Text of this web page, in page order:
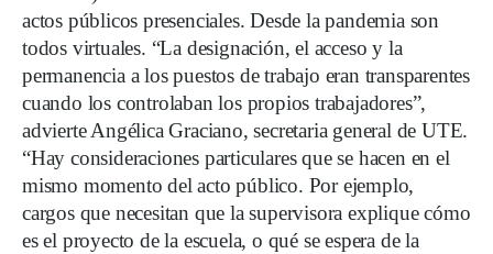
actos públicos presenciales. Desde la pandemia son
todos virtuales. “La designación, el acceso y la
permanencia a los puestos de trabajo eran transparentes
cuando los controlaban los propios trabajadores”,
advierte Angélica Graciano, secretaria general de UTE.
“Hay consideraciones particulares que se hacen en el
mismo momento del acto público. Por ejemplo,
cargos que necesitan que la supervisora explique cómo
es el proyecto de la escuela, o qué se espera de la